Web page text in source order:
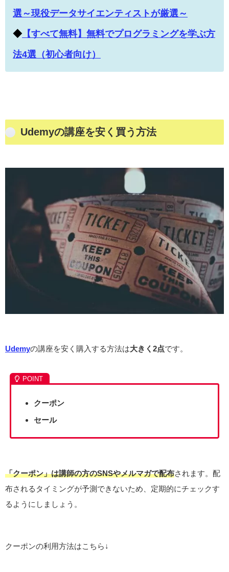
選～現役データサイエンティストが厳選～
◆【すべて無料】無料でプログラミングを学ぶ方
法4選（初心者向け）
Udemyの講座を安く買う方法
Udemyの講座を安く購入する方法は大きく2点です。
クーポン
セール
「クーポン」は講師の方のSNSやメルマガで配布されます。配
布されるタイミングが予測できないため、定期的にチェックす
るようにしましょう。
クーポンの利用方法はこちら↓